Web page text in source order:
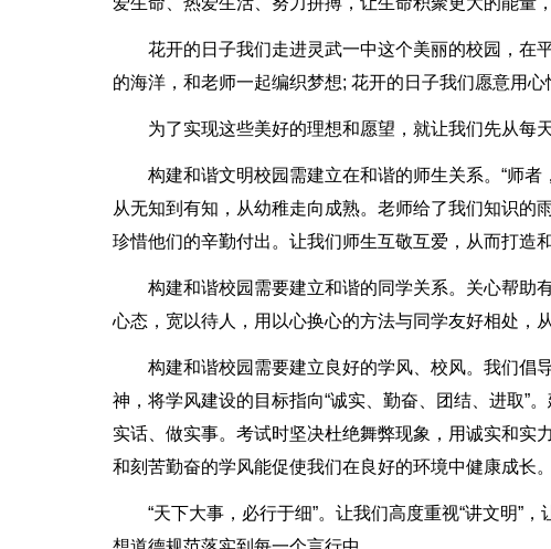
花开的日子我们走进灵武一中这个美丽的校园，在
的海洋，和老师一起编织梦想; 花开的日子我们愿意用
为了实现这些美好的理想和愿望，就让我们先从每
构建和谐文明校园需建立在和谐的师生关系。“师
从无知到有知，从幼稚走向成熟。老师给了我们知识的
珍惜他们的辛勤付出。让我们师生互敬互爱，从而打造
构建和谐校园需要建立和谐的同学关系。关心帮助
心态，宽以待人，用以心换心的方法与同学友好相处，
构建和谐校园需要建立良好的学风、校风。我们倡
神，将学风建设的目标指向“诚实、勤奋、团结、进取”
实话、做实事。考试时坚决杜绝舞弊现象，用诚实和实
和刻苦勤奋的学风能促使我们在良好的环境中健康成长。
“天下大事，必行于细”。让我们高度重视“讲文明”